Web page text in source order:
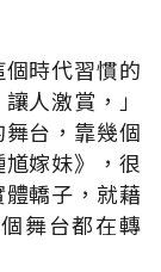
個時代習慣的
人激賞，」
台，靠幾個
嫁妹》，很
轎子，就藉
舞台都在轉